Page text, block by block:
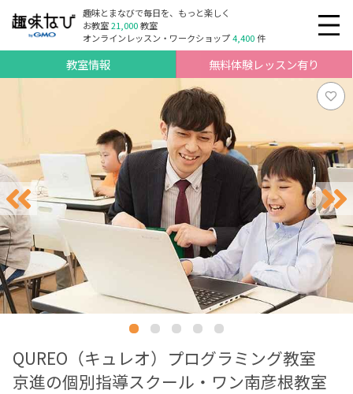
趣味とまなびで毎日を、もっと楽しく
お教室21,000教室
オンラインレッスン・ワークショップ4,400件
教室情報 無料体験レッスン有り
QUREO（キュレオ）プログラミング教室
京進の個別指導スクール・ワン南彦根教室